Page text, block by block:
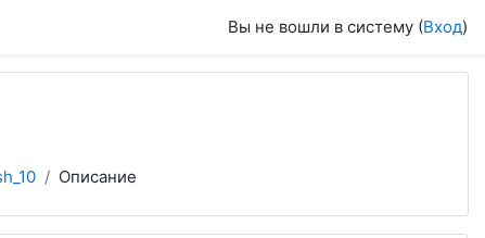
Вы не вошли в систему (Вход)
Описание